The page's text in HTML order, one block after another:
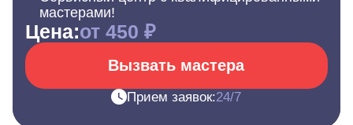
мастерами!
Цена:от 450 ₽
Вызвать мастера
Прием заявок:24/7